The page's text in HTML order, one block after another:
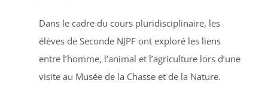
Dans le cadre du cours pluridisciplinaire, les
élèves de Seconde NJPF ont exploré les liens
entre l’homme, l’animal et l’agriculture lors d’une
visite au Musée de la Chasse et de la Nature.